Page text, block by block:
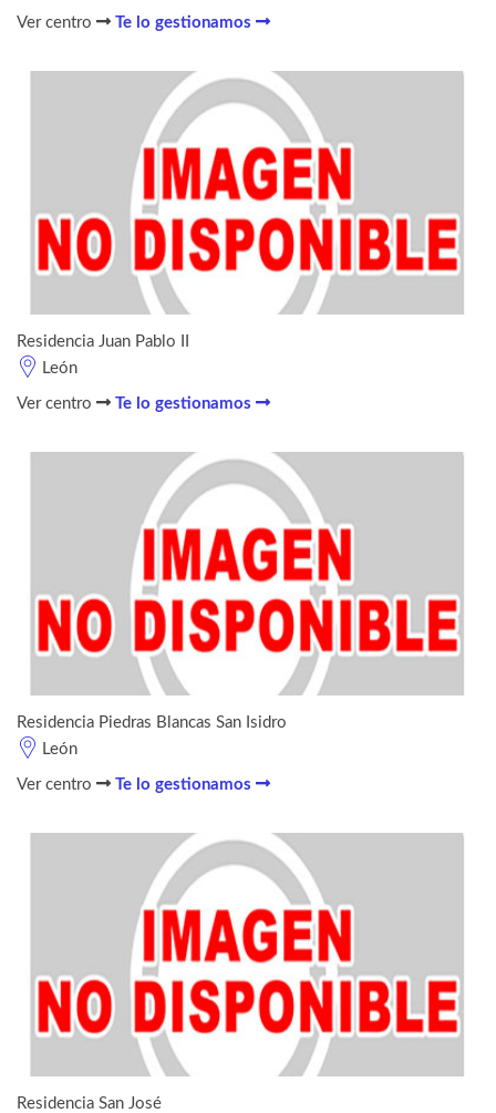
Ver centro Te lo gestionamos
Residencia Juan Pablo II
León
Ver centro Te lo gestionamos
Residencia Piedras Blancas San Isidro
León
Ver centro Te lo gestionamos
Residencia San José